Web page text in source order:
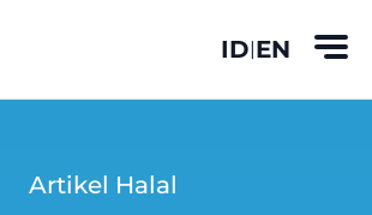
ID|EN
Artikel Halal